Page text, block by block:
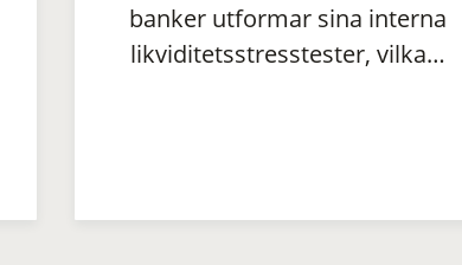
banker utformar sina interna
likviditetsstresstester, vilka…